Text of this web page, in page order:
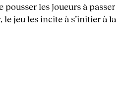
pousser les joueurs à passer
jeu les incite à s’initier à la